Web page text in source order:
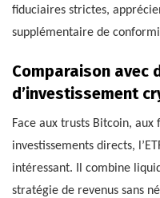
fiduciaires strictes,
supplémentaire de
Comparaison avec
d’investissement
Face aux trusts Bitcoin,
investissements directs,
intéressant. Il combine
stratégie de revenus sans